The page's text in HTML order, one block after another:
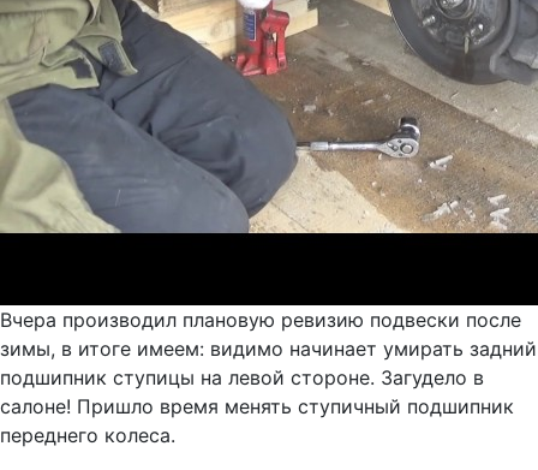
Вчера производил плановую ревизию подвески после
зимы, в итоге имеем: видимо начинает умирать задний
подшипник ступицы на левой стороне. Загудело в
салоне! Пришло время менять ступичный подшипник
переднего колеса.